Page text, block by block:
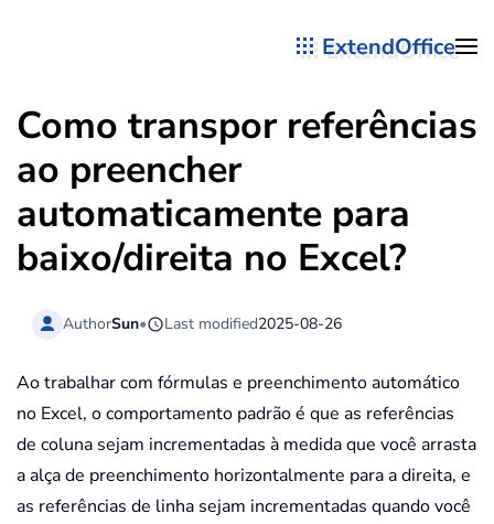
ExtendOffice
Como transpor referências
ao preencher
automaticamente para
baixo/direita no Excel?
AuthorSun• Last modified2025-08-26
Ao trabalhar com fórmulas e preenchimento automático
no Excel, o comportamento padrão é que as referências
de coluna sejam incrementadas à medida que você arrasta
a alça de preenchimento horizontalmente para a direita, e
as referências de linha sejam incrementadas quando você